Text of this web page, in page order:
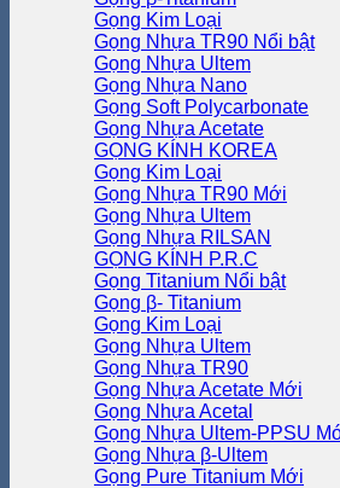
Gọng Kim Loại
Gọng Nhựa TR90
Gọng Nhựa Ultem
Gọng Nhựa Nano
Gọng Soft Polycarbonate
Gọng Nhựa Acetate
GỌNG KÍNH KOREA
Gọng Kim Loại
Gọng Nhựa TR90
Gọng Nhựa Ultem
Gọng Nhựa RILSAN
GỌNG KÍNH P.R.C
Gọng Titanium
Gọng β- Titanium
Gọng Kim Loại
Gọng Nhựa Ultem
Gọng Nhựa TR90
Gọng Nhựa Acetate
Gọng Nhựa Acetal
Gọng Nhựa Ultem-PPSU
Gọng Nhựa β-Ultem
Gọng Pure Titanium